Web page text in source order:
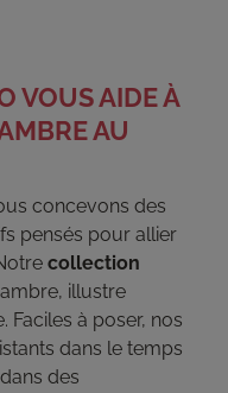
VOUS AIDE À
AU
concevons des
pensés pour allier
collection
illustre
Faciles à poser, nos
dans le temps
des